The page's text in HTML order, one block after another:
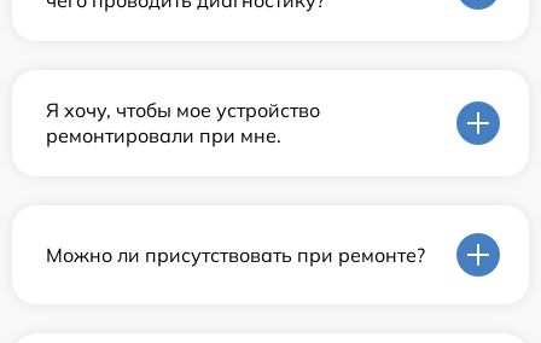
Я хочу, чтобы мое устройство
ремонтировали при мне.
Можно ли присутствовать при ремонте?